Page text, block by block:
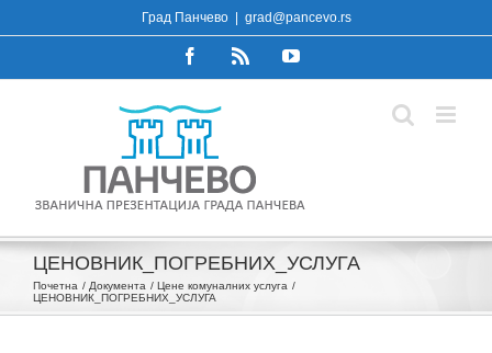
to
Град Панчево grad@pancevo.rs
FacebookRss YouTube
ЦЕНОВНИК_ПОГРЕБНИХ_УСЛУГА
Почетна Документа
Цене комуналних услуга
ЦЕНОВНИК_ПОГРЕБНИХ_УСЛУГА